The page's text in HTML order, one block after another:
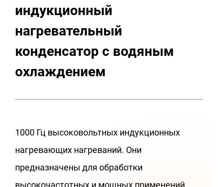
индукционный
нагревательный
конденсатор с водяным
охлаждением
1000 Гц высоковольтных индукционных
нагревающих нагреваний. Они
предназначены для обработки
высокочастотных и мощных применений,